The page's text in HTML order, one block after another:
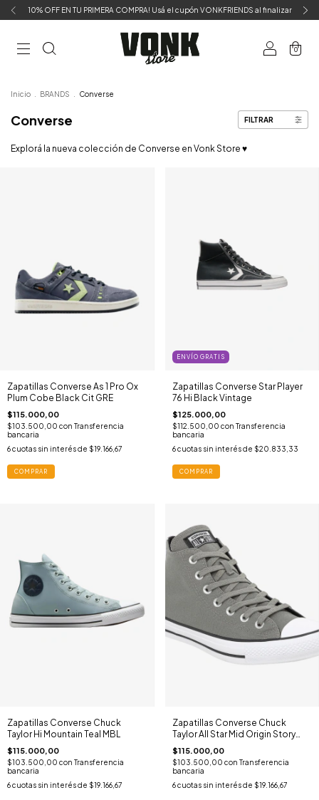
10% OFF EN TU PRIMERA COMPRA! Usá el cupón VONKFRIENDS al finalizar
0
Inicio BRANDS Converse
Converse FILTRAR
Explorá la nueva colección de Converse en Vonk Store ♥
Zapatillas Converse As 1 Pro Ox
Plum Cobe Black Cit GRE
$115.000,00
$103.500,00 con Transferencia
bancaria
6cuotas sin interés de $19.166,67
COMPRAR
ENVÍO GRATIS
Zapatillas Converse Star Player
76 Hi Black Vintage
$125.000,00
$112.500,00 con Transferencia
bancaria
6 cuotas sin interés de $20.833,33
COMPRAR
Zapatillas Converse Chuck
Taylor Hi Mountain Teal MBL
$115.000,00
$103.500,00 con Transferencia
bancaria
6cuotas sin interés de $19.166,67
Zapatillas Converse Chuck
Taylor All Star Mid Origin Story
GRE
$115.000,00
$103.500,00 con Transferencia
bancaria
6 cuotas sin interés de $19.166,67